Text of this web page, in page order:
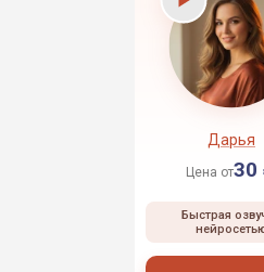
Дарья
Цена от30
Быстрая